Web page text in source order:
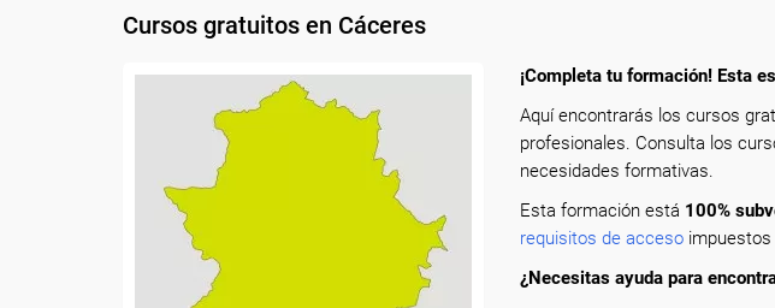
Cursos gratuitos en Cáceres
¡Completa tu formación! Esta
Aquí encontrarás los cursos
profesionales. Consulta los
necesidades formativas.
Esta formación está 100%
requisitos de acceso
¿Necesitas ayuda para